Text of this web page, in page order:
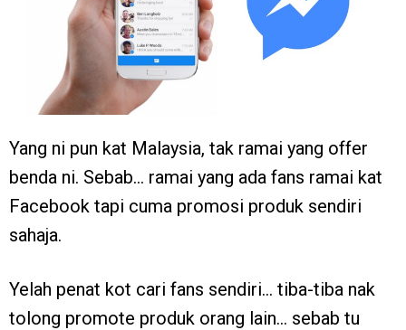
Yang ni pun kat Malaysia, tak ramai yang offer
benda ni. Sebab… ramai yang ada fans ramai kat
Facebook tapi cuma promosi produk sendiri
sahaja.
Yelah penat kot cari fans sendiri… tiba-tiba nak
tolong promote produk orang lain… sebab tu